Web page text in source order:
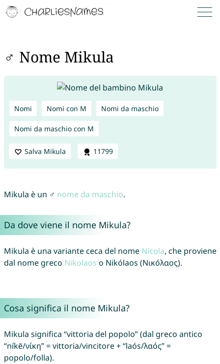
♂ Nome Mikula
Nomi Nomi con M Nomi da maschio
Nomi da maschio con M
Salva Mikula 11799
Mikula è un ♂ nome da maschio.
Da dove viene il nome Mikula?
Mikula è una variante ceca del nome Nicola, che proviene
dal nome greco Nikolaos o Nikólaos (Νικόλαος).
Cosa significa il nome Mikula?
Mikula significa “vittoria del popolo” (dal greco antico
“níkē/νίκη” = vittoria/vincitore + “laós/λαός” =
popolo/folla).